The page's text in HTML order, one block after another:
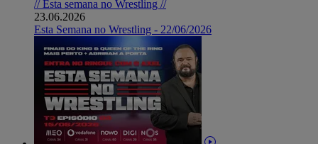
// Esta semana no Wrestling //
23.06.2026
Esta Semana no Wrestling - 22/06/2026